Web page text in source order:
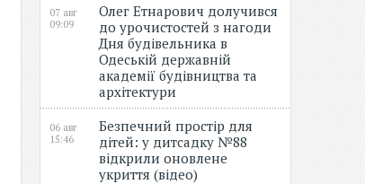
07 авг
09:09
Олег Етнарович долучився
до урочистостей з нагоди
Дня будівельника в
Одеській державній
академії будівництва та
архітектури
06 авг
15:46
Безпечний простір для
дітей: у дитсадку №88
відкрили оновлене
укриття (відео)